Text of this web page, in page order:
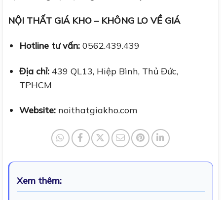
NỘI THẤT GIÁ KHO – KHÔNG LO VỀ GIÁ
Hotline tư vấn: 0562.439.439
Địa chỉ: 439 QL13, Hiệp Bình, Thủ Đức,
TPHCM
Website: noithatgiakho.com
Xem thêm: